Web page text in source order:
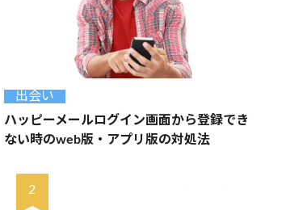
出会い
ハッピーメールログイン画面から登録でき
ない時のweb版・アプリ版の対処法